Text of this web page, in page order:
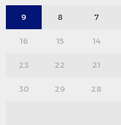
7
8
9
14
15
16
21
22
23
28
29
30